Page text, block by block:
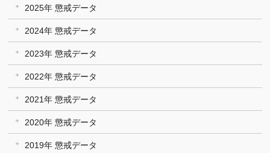
2025年 懲戒データ
2024年 懲戒データ
2023年 懲戒データ
2022年 懲戒データ
2021年 懲戒データ
2020年 懲戒データ
2019年 懲戒データ